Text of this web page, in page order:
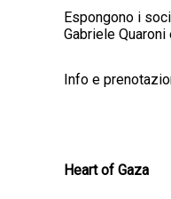
Espongono i
Gabriele
Info e
Heart of Gaza